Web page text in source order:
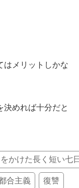
はメリットしかな
決めれば十分だと
かけた長く短い七
合主義 復讐